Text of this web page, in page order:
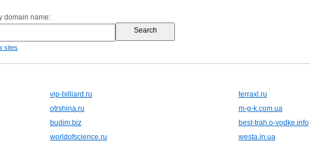
domain name:
sites
vip-billiard.ru
terraxl.ru
otrshina.ru
m-g-k.com.ua
budim.biz
best-trah.o-vodke.info
worldofscience.ru
westa.in.ua